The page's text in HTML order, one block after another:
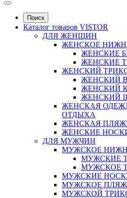
Поиск
Каталог товаров VISTOR
ДЛЯ ЖЕНЩИН
ЖЕНСКОЕ
ЖЕНСКИЕ
ЖЕНСКИЕ
ЖЕНСКИЙ
ЖЕНСКИЙ
ЖЕНСКИЙ
ЖЕНСКИЙ
ЖЕНСКАЯ
ОТДЫХА
ЖЕНСКАЯ
ЖЕНСКИЕ
ДЛЯ МУЖЧИН
МУЖСКОЕ
МУЖСКИЕ
МУЖСКОЕ
МУЖСКИЕ
МУЖСКОЕ
МУЖСКОЙ